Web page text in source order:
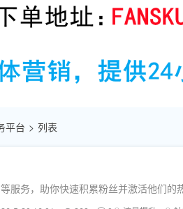
平台 列表
服务，助你快速积累粉丝并激活他们的